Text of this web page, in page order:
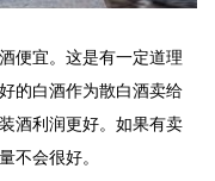
便宜。这是有一定道理
的白酒作为散白酒卖给
酒利润更好。如果有卖
不会很好。